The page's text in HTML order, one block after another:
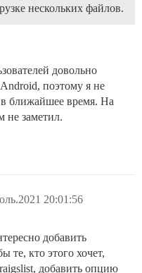
нескольких файлов.
довольно
поэтому я не
ближайшее время. На
не заметил.
20:01:56
добавить
те, кто этого хочет,
добавить опцию